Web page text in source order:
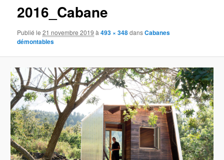
2016_Cabane
Publié le21 novembre 2019 à493 × 348dansCabanes
démontables